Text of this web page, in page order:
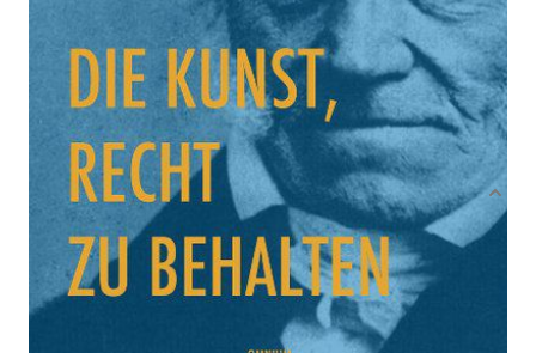
ISBN: 978-3-942378-
58-1
Bibliografische Daten
Produktbeschreibung
Schopenhauers 'Eristische Dialektik' verrät in 38
Kunstgriffen, wie man im Streitgespräch stets
das letzte Wort behält. Eine Fundgrube für
Philosophen, Rhetoriker, Juristen und alle